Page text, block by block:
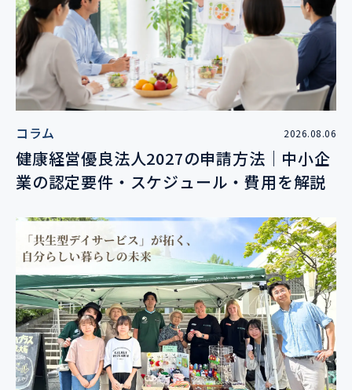
コラム 2026.08.06
健康経営優良法人2027の申請方法｜中小企
業の認定要件・スケジュール・費用を解説